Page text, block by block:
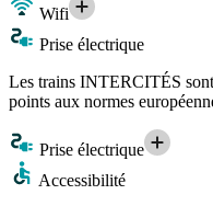
Wifi
Prise électrique
Les trains INTERCITÉS
points aux normes
Prise électrique
Accessibilité